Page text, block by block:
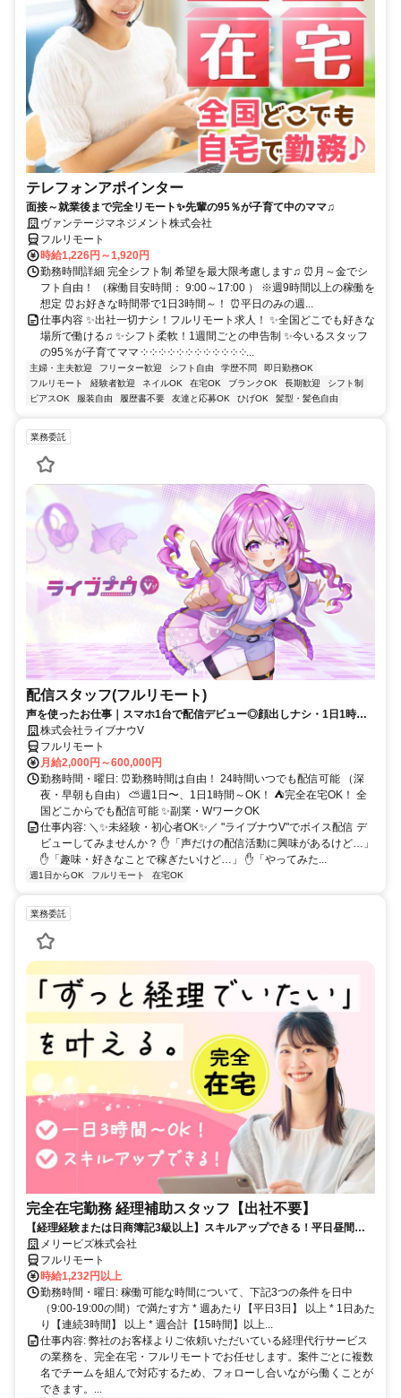
テレフォンアポインター
面接～就業後まで完全リモート✨先輩の95％が子育て中のママ♫
ヴァンテージマネジメント株式会社
フルリモート
時給1,226円～1,920円
勤務時間詳細 完全シフト制 希望を最大限考慮します♫ ⏰月～金でシ
フト自由！ （稼働目安時間： 9:00～17:00 ） ※週9時間以上の稼働を
想定 ⏰お好きな時間帯で1日3時間～！ ⏰平日のみの週...
仕事内容 ✨出社一切ナシ！フルリモート求人！ ✨全国どこでも好きな
場所で働ける♫ ✨シフト柔軟！1週間ごとの申告制 ✨今いるスタッフ
の95％が子育てママ ༶ ༶ ༶ ༶ ༶ ༶ ༶ ༶ ༶ ༶ ༶ ༶...
主婦・主夫歓迎 フリーター歓迎 シフト自由 学歴不問
即日勤務OK
フルリモート
経験者歓迎 ネイルOK 在宅OK ブランクOK 長期歓迎
シフト制
ピアスOK
服装自由 履歴書不要 友達と応募OK ひげOK 髪型・髪色自由
業務委託
配信スタッフ(フルリモート)
声を使ったお仕事｜スマホ1台で配信デビュー◎顔出しナシ・1日1時間
～OK♪
株式会社ライブナウV
フルリモート
月給2,000円～600,000円
勤務時間・曜日: ⏰勤務時間は自由！ 24時間いつでも配信可能 （深
夜・早朝も自由） ⛅週1日〜、1日1時間～OK！ ⛺完全在宅OK！ 全
国どこからでも配信可能 ✨副業・WワークOK
仕事内容: ＼✨未経験・初心者OK✨／ "ライブナウV"でボイス配信 デ
ビューしてみませんか？ ✋「声だけの配信活動に興味があるけど…」
✋「趣味・好きなことで稼ぎたいけど…」 ✋「やってみた...
週1日からOK フルリモート 在宅OK
業務委託
完全在宅勤務 経理補助スタッフ【出社不要】
【経理経験または日商簿記3級以上】スキルアップできる！平日昼間３h
～。完全在宅で育児・介護中の方も大歓迎♪
メリービズ株式会社
フルリモート
時給1,232円以上
勤務時間・曜日: 稼働可能な時間について、下記3つの条件を日中
（9:00-19:00の間）で満たす方 * 週あたり【平日3日】 以上 * 1日あた
り【連続3時間】 以上 * 週合計【15時間】以上...
仕事内容: 弊社のお客様よりご依頼いただいている経理代行サービス
の業務を、完全在宅・フルリモートでお任せします。案件ごとに複数
名でチームを組んで対応するため、フォローし合いながら働くことが
できます。...